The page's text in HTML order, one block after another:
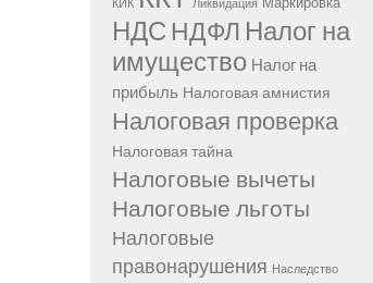
НДС НДФЛ Налог на
имущество Налог на
прибыль Налоговая амнистия
Налоговая проверка
Налоговая тайна
Налоговые вычеты
Налоговые льготы
Налоговые
правонарушения Наследство